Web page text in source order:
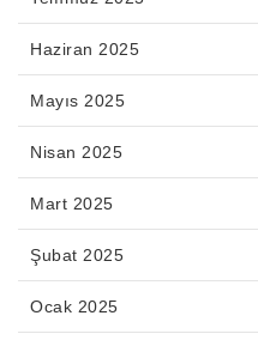
Haziran 2025
Mayıs 2025
Nisan 2025
Mart 2025
Şubat 2025
Ocak 2025